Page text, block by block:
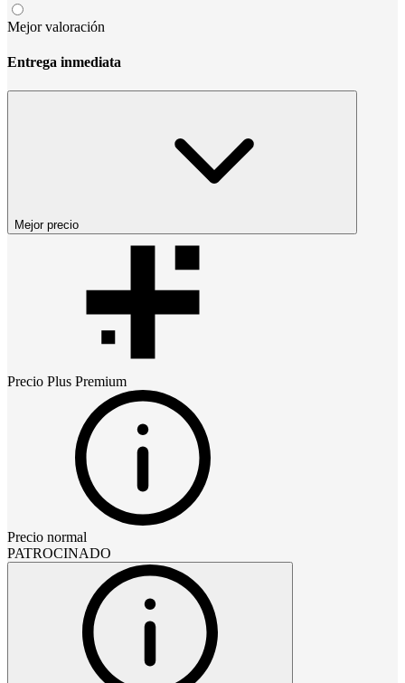
Mejor valoración
Entrega inmediata
Mejor precio
Precio Plus Premium
Precio normal
PATROCINADO